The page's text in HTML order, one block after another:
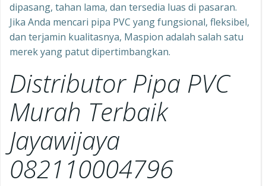
dipasang, tahan lama, dan tersedia luas di pasaran.
Jika Anda mencari pipa PVC yang fungsional, fleksibel,
dan terjamin kualitasnya, Maspion adalah salah satu
merek yang patut dipertimbangkan.
Distributor Pipa PVC
Murah Terbaik
Jayawijaya
082110004796